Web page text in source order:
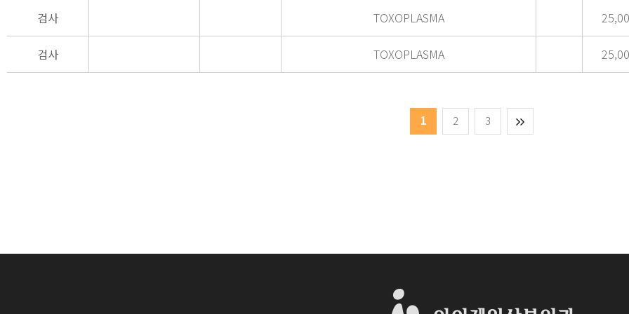
검사 TOXOPLASMA
검사 TOXOPLASMA
1 2 3